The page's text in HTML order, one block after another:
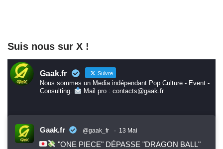
Suis nous sur X !
Gaak.fr Suivre
Nous sommes un Media indépendant Pop Culture - Event -
Consulting.
Mail pro : contacts@gaak.fr
Gaak.fr @gaak_fr · 13 Mai
"ONE PIECE" DÉPASSE "DRAGON BALL"